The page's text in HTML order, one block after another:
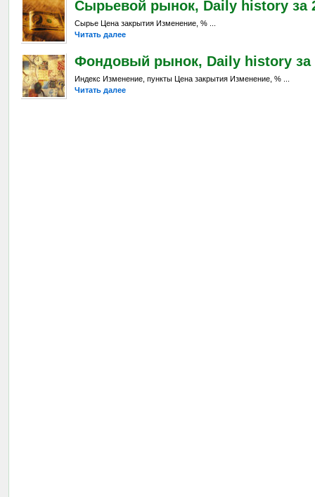
Сырьевой рынок, Daily history за
Сырье Цена закрытия Изменение, % ...
Читать далее
Фондовый рынок, Daily history за
Индекс Изменение, пункты Цена закрытия Изменение, % ...
Читать далее